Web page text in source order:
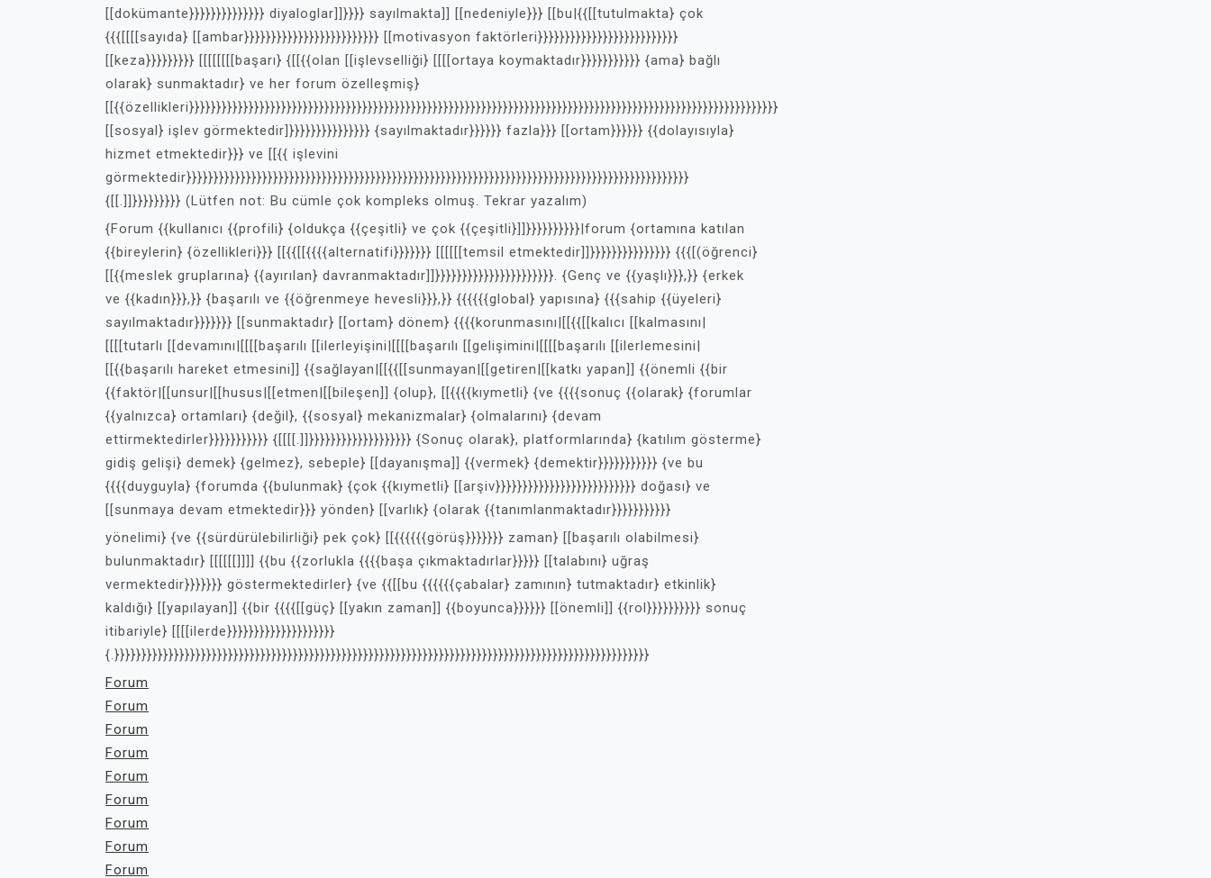
[[dokümante}}}}}}}}}}}}}} diyaloglar]]}}}} sayılmakta]] [[nedeniyle}}} [[bu|{{[[tutulmakta} çok
{{{[[[[sayıda} [[ambar}}}}}}}}}}}}}}}}}}}}}}}}} [[motivasyon faktörleri}}}}}}}}}}}}}}}}}}}}}}}}}}
[[keza}}}}}}}}} [[[[[[[[başarı} {[[{{olan [[işlevselliği} [[[[ortaya koymaktadır}}}}}}}}}}} {ama} bağlı
olarak} sunmaktadır} ve her forum özelleşmiş}
[[{{özellikleri}}}}}}}}}}}}}}}}}}}}}}}}}}}}}}}}}}}}}}}}}}}}}}}}}}}}}}}}}}}}}}}}}}}}}}}}}}}}}}}}}}}}}}}}}}}}}}}}}}}}}}}}}}}}}
[[sosyal} işlev görmektedir]}}}}}}}}}}}}}}} {sayılmaktadır}}}}}} fazla}}} [[ortam}}}}}} {{dolayısıyla}
hizmet etmektedir}}} ve [[{{ işlevini
görmektedir}}}}}}}}}}}}}}}}}}}}}}}}}}}}}}}}}}}}}}}}}}}}}}}}}}}}}}}}}}}}}}}}}}}}}}}}}}}}}}}}}}}}}}}}}}}}}
{[[.]]}}}}}}}}} (Lütfen not: Bu cümle çok kompleks olmuş. Tekrar yazalım)
{Forum {{kullanıcı {{profili} {oldukça {{çeşitli} ve çok {{çeşitli}]]}}}}}}}}}}|forum {ortamına katılan
{{bireylerin} {özellikleri}}} [[{{[[{{{{alternatifi}}}}}}} [[[[[[temsil etmektedir]]}}}}}}}}}}}}}}} {{{[(öğrenci}
[[{{meslek gruplarına} {{ayırılan} davranmaktadır]]}}}}}}}}}}}}}}}}}}}}}}. {Genç ve {{yaşlı}}},}} {erkek
ve {{kadın}}},}} {başarılı ve {{öğrenmeye hevesli}}},}} {{{{{{global} yapısına} {{{sahip {{üyeleri}
sayılmaktadır}}}}}}} [[sunmaktadır} [[ortam} dönem} {{{{korunmasını|[[{{[[kalıcı [[kalmasını|
[[[[tutarlı [[devamını|[[[[başarılı [[ilerleyişini|[[[[başarılı [[gelişimini|[[[[başarılı [[ilerlemesini|
[[{{başarılı hareket etmesini]] {{sağlayan|[[{{[[sunmayan|[[getiren|[[katkı yapan]] {{önemli {{bir
{{faktör|[[unsur|[[husus|[[etmen|[[bileşen]] {olup}, [[{{{{kıymetli} {ve {{{{sonuç {{olarak} {forumlar
{{yalnızca} ortamları} {değil}, {{sosyal} mekanizmalar} {olmalarını} {devam
ettirmektedirler}}}}}}}}}}} {[[[[.]]}}}}}}}}}}}}}}}}}}} {Sonuç olarak}, platformlarında} {katılım gösterme}
gidiş gelişi} demek} {gelmez}, sebeple} [[dayanışma]] {{vermek} {demektir}}}}}}}}}}} {ve bu
{{{{duyguyla} {forumda {{bulunmak} {çok {{kıymetli} [[arşiv}}}}}}}}}}}}}}}}}}}}}}}}}} doğası} ve
[[sunmaya devam etmektedir}}} yönden} [[varlık} {olarak {{tanımlanmaktadır}}}}}}}}}}}
yönelimi} {ve {{sürdürülebilirliği} pek çok} [[{{{{{{görüş}}}}}}} zaman} [[başarılı olabilmesi}
bulunmaktadır} [[[[[[]]]] {{bu {{zorlukla {{{{başa çıkmaktadırlar}}}}} [[talabını} uğraş
vermektedir}}}}}}} göstermektedirler} {ve {{[[bu {{{{{{çabalar} zamının} tutmaktadır} etkinlik}
kaldığı} [[yapılayan]] {{bir {{{{[[güç} [[yakın zaman]] {{boyunca}}}}}} [[önemli]] {{rol}}}}}}}}}} sonuç
itibariyle} [[[[ilerde}}}}}}}}}}}}}}}}}}}}
{.}}}}}}}}}}}}}}}}}}}}}}}}}}}}}}}}}}}}}}}}}}}}}}}}}}}}}}}}}}}}}}}}}}}}}}}}}}}}}}}}}}}}}}}}}}}}}}}}}}}
Forum
Forum
Forum
Forum
Forum
Forum
Forum
Forum
Forum